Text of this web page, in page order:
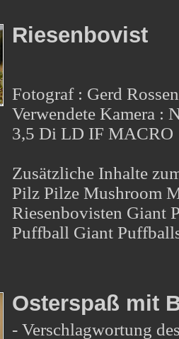
Riesenbovist
Fotograf : Gerd Rossen
Verwendete Kamera :
3,5 Di LD IF MACRO
Zusätzliche Inhalte
Pilz Pilze Mushroom
Riesenbovisten Giant
Puffball Giant
Osterspaß mit
- Verschlagwortung